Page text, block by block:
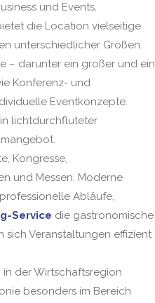
und Events.
die Location vielseitige
unterschiedlicher Größen.
– darunter ein großer und ein
Konferenz- und
Eventkonzepte.
lichtdurchfluteter
Kongresse,
und Messen. Moderne
Abläufe,
Service die gastronomische
sich Veranstaltungen effizient
der Wirtschaftsregion
besonders im Bereich